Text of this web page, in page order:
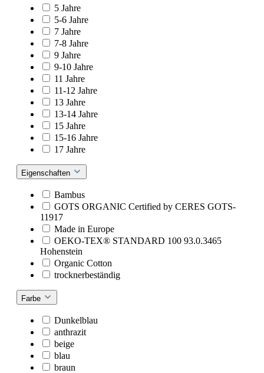
5 Jahre
5-6 Jahre
7 Jahre
7-8 Jahre
9 Jahre
9-10 Jahre
11 Jahre
11-12 Jahre
13 Jahre
13-14 Jahre
15 Jahre
15-16 Jahre
17 Jahre
Eigenschaften
Bambus
GOTS ORGANIC Certified by CERES GOTS-
11917
Made in Europe
OEKO-TEX® STANDARD 100 93.0.3465
Hohenstein
Organic Cotton
trocknerbeständig
Farbe
Dunkelblau
anthrazit
beige
blau
braun